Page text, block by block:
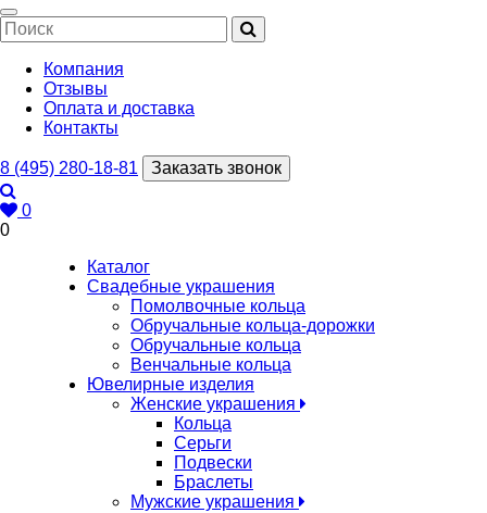
Компания
Отзывы
Оплата и доставка
Контакты
8 (495) 280-18-81 Заказать звонок
0
0
Каталог
Свадебные украшения
Помолвочные кольца
Обручальные кольца-дорожки
Обручальные кольца
Венчальные кольца
Ювелирные изделия
Женские украшения
Кольца
Серьги
Подвески
Браслеты
Мужские украшения